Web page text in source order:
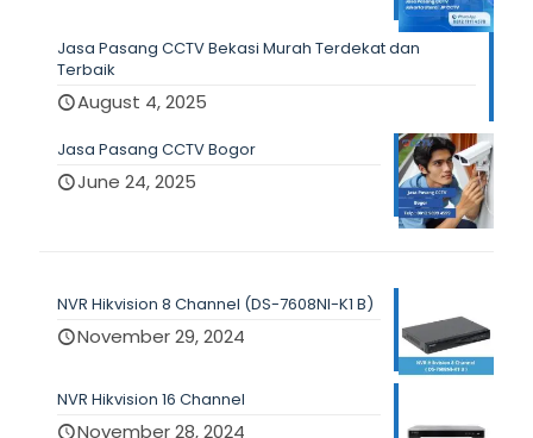
Jasa Pasang CCTV Bekasi Murah Terdekat dan
Terbaik
August 4, 2025
Jasa Pasang CCTV Bogor
June 24, 2025
NVR Hikvision 8 Channel (DS-7608NI-K1 B)
November 29, 2024
NVR Hikvision 16 Channel
November 28, 2024